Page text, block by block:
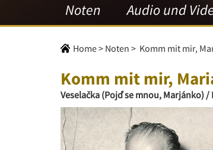
Noten Audio und
Home> Noten > Komm mit mir,
Komm mit mir,
Veselačka (Pojď se mnou, Marjánko) /